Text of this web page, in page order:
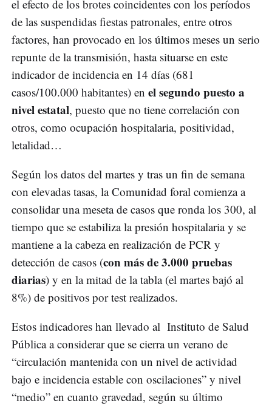
el efecto de los brotes coincidentes con los períodos
de las suspendidas fiestas patronales, entre otros
factores, han provocado en los últimos meses un serio
repunte de la transmisión, hasta situarse en este
indicador de incidencia en 14 días (681
casos/100.000 habitantes) en el segundo puesto a
nivel estatal, puesto que no tiene correlación con
otros, como ocupación hospitalaria, positividad,
letalidad…
Según los datos del martes y tras un fin de semana
con elevadas tasas, la Comunidad foral comienza a
consolidar una meseta de casos que ronda los 300, al
tiempo que se estabiliza la presión hospitalaria y se
mantiene a la cabeza en realización de PCR y
detección de casos (con más de 3.000 pruebas
diarias) y en la mitad de la tabla (el martes bajó al
8%) de positivos por test realizados.
Estos indicadores han llevado al Instituto de Salud
Pública a considerar que se cierra un verano de
“circulación mantenida con un nivel de actividad
bajo e incidencia estable con oscilaciones” y nivel
“medio” en cuanto gravedad, según su último